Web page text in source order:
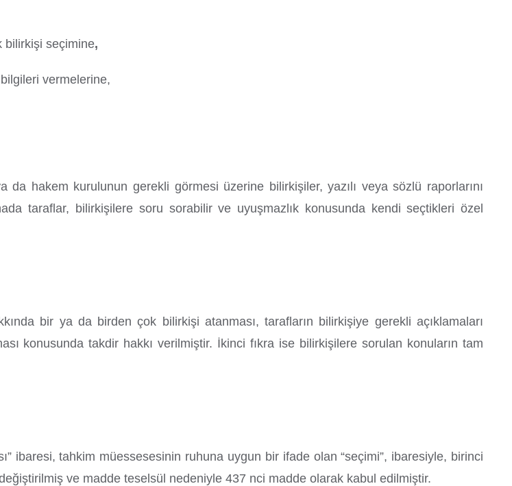
bilirkişi seçimine,
vermelerine,
hakem kurulunun gerekli görmesi üzerine bilirkişiler, yazılı veya sözlü raporlarını
taraflar, bilirkişilere soru sorabilir ve uyuşmazlık konusunda kendi seçtikleri özel
bir ya da birden çok bilirkişi atanması, tarafların bilirkişiye gerekli açıklamaları
konusunda takdir hakkı verilmiştir. İkinci fıkra ise bilirkişilere sorulan konuların tam
ibaresi, tahkim müessesesinin ruhuna uygun bir ifade olan “seçimi”, ibaresiyle, birinci
ve madde teselsül nedeniyle 437 nci madde olarak kabul edilmiştir.